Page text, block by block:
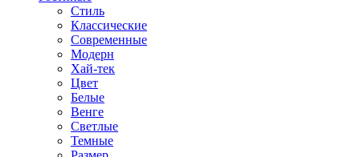
Стиль
Классические
Современные
Модерн
Хай-тек
Цвет
Белые
Венге
Светлые
Темные